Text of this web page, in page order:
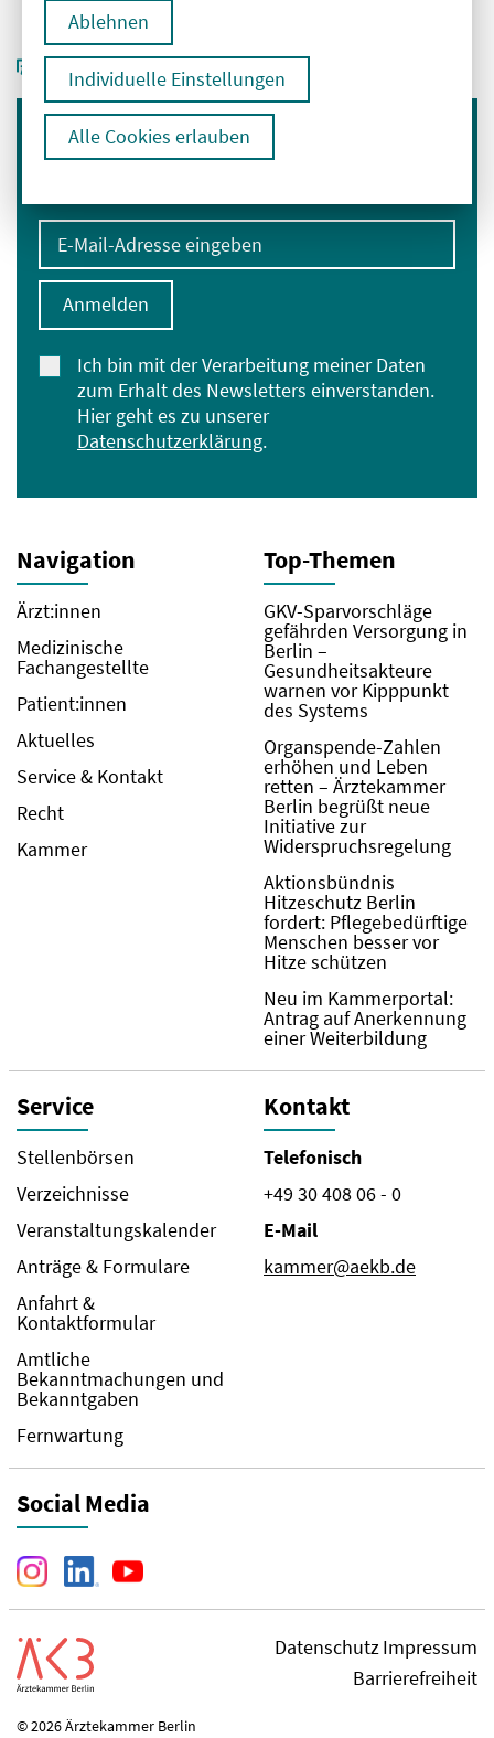
Ablehnen
Individuelle Einstellungen
Alle Cookies erlauben
Immer informiert bleiben
E-Mail-Adresse eingeben
Ich bin mit der Verarbeitung meiner Daten
zum Erhalt des Newsletters einverstanden.
Hier geht es zu unserer
Datenschutzerklärung.
Anmelden
Navigation
Ärzt:innen
Medizinische
Fachangestellte
Patient:innen
Aktuelles
Service & Kontakt
Recht
Kammer
Top-Themen
GKV-Sparvorschläge
gefährden Versorgung in
Berlin –
Gesundheitsakteure
warnen vor Kipppunkt
des Systems
Organspende-Zahlen
erhöhen und Leben
retten – Ärztekammer
Berlin begrüßt neue
Initiative zur
Widerspruchsregelung
Aktionsbündnis
Hitzeschutz Berlin
fordert: Pflegebedürftige
Menschen besser vor
Hitze schützen
Neu im Kammerportal:
Antrag auf Anerkennung
einer Weiterbildung
Service
Stellenbörsen
Verzeichnisse
Veranstaltungskalender
Anträge & Formulare
Anfahrt &
Kontaktformular
Amtliche
Bekanntmachungen und
Bekanntgaben
Fernwartung
Kontakt
Telefonisch
+49 30 408 06 - 0
E-Mail
kammer@aekb.de
Social Media
DatenschutzImpressum
Barrierefreiheit
© 2026 Ärztekammer Berlin